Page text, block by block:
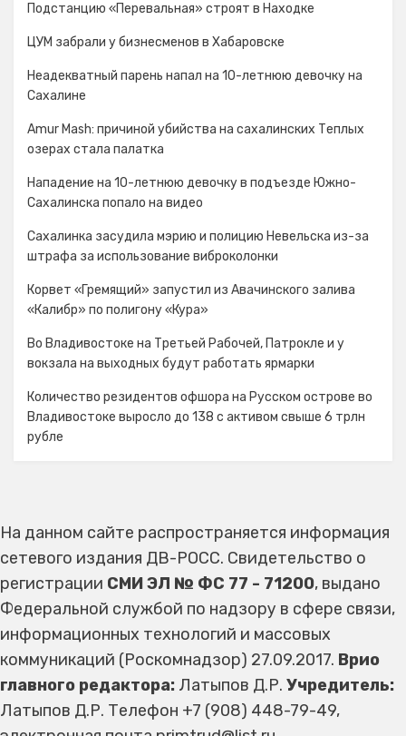
Подстанцию «Перевальная» строят в Находке
ЦУМ забрали у бизнесменов в Хабаровске
Неадекватный парень напал на 10-летнюю девочку на
Сахалине
Amur Mash: причиной убийства на сахалинских Теплых
озерах стала палатка
Нападение на 10-летнюю девочку в подъезде Южно-
Сахалинска попало на видео
Сахалинка засудила мэрию и полицию Невельска из-за
штрафа за использование виброколонки
Корвет «Гремящий» запустил из Авачинского залива
«Калибр» по полигону «Кура»
Во Владивостоке на Третьей Рабочей, Патрокле и у
вокзала на выходных будут работать ярмарки
Количество резидентов офшора на Русском острове во
Владивостоке выросло до 138 с активом свыше 6 трлн
рубле
На данном сайте распространяется информация
сетевого издания ДВ-РОСС. Свидетельство о
регистрации СМИ ЭЛ № ФС 77 - 71200, выдано
Федеральной службой по надзору в сфере связи,
информационных технологий и массовых
коммуникаций (Роскомнадзор) 27.09.2017. Врио
главного редактора: Латыпов Д.Р. Учредитель:
Латыпов Д.Р. Телефон +7 (908) 448-79-49,